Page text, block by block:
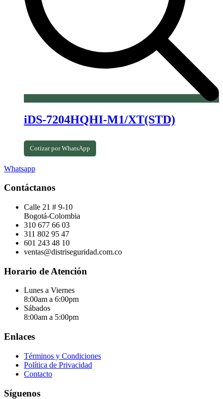
iDS-7204HQHI-M1/XT(STD)
Cotizar por WhatsApp
Whatsapp
Contáctanos
Calle 21 # 9-10
Bogotá-Colombia
310 677 66 03
311 802 95 47
601 243 48 10
ventas@distriseguridad.com.co
Horario de Atención
Lunes a Viernes
8:00am a 6:00pm
Sábados
8:00am a 5:00pm
Enlaces
Términos y Condiciones
Política de Privacidad
Contacto
Síguenos